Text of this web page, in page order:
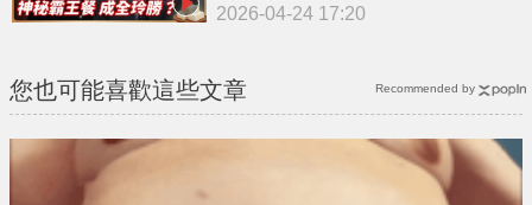
2026-04-24 17:20
您也可能喜歡這些文章 Recommended by